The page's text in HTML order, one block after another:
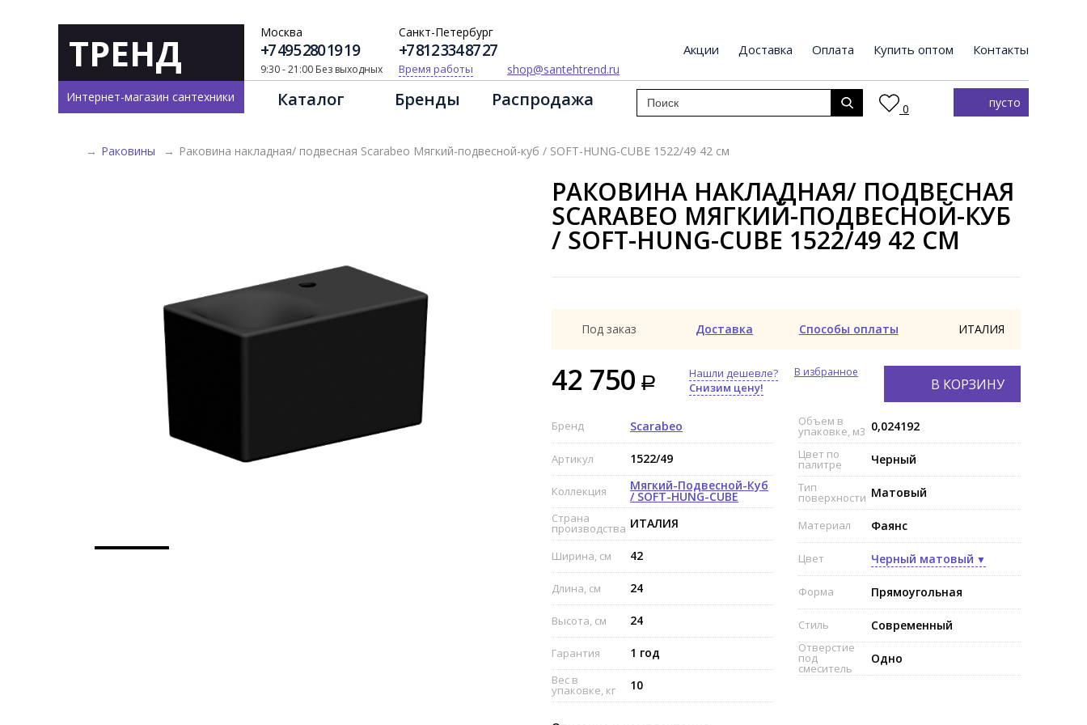
ТРЕНД
Интернет-магазин сантехники
Москва
+7 495 280 19 19
9:30 - 21:00 Без выходных
Санкт-Петербург
+7 812 334 87 27
Время работы shop@santehtrend.ru
Акции Доставка Оплата Купить оптом Контакты
Каталог Бренды Распродажа 0 пусто
→ Раковины → Раковина накладная/ подвесная Scarabeo Мягкий-подвесной-куб / SOFT-HUNG-CUBE 1522/49 42 см
РАКОВИНА НАКЛАДНАЯ/ ПОДВЕСНАЯ
SCARABEO МЯГКИЙ-ПОДВЕСНОЙ-КУБ
/ SOFT-HUNG-CUBE 1522/49 42 СМ
Под заказ Доставка Способы оплаты ИТАЛИЯ
42 750
Нашли дешевле?
Снизим цену!
В избранное
В КОРЗИНУ
Бренд Scarabeo
Артикул 1522/49
Коллекция Мягкий-Подвесной-Куб
/ SOFT-HUNG-CUBE
Страна
производства ИТАЛИЯ
Ширина, см 42
Длина, см 24
Высота, см 24
Гарантия 1 год
Вес в
упаковке, кг 10
Объем в
упаковке, м3 0,024192
Цвет по
палитре Черный
Тип
поверхности Матовый
Материал Фаянс
Цвет Черный матовый
Форма Прямоугольная
Стиль Современный
Отверстие
под
смеситель
Одно